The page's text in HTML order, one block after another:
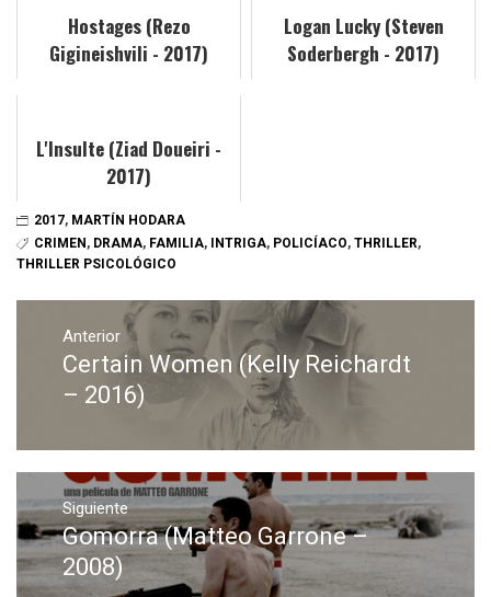
Hostages (Rezo
Gigineishvili - 2017)
Logan Lucky (Steven
Soderbergh - 2017)
L'Insulte (Ziad Doueiri -
2017)
2017, MARTÍN HODARA
CRIMEN , DRAMA, FAMILIA, INTRIGA, POLICÍACO, THRILLER,
THRILLER PSICOLÓGICO
Navegación
entradas
Anterior
Entrada
anterior:
Certain Women (Kelly Reichardt
– 2016)
Siguiente
Entrada
siguiente:
Gomorra (Matteo Garrone –
2008)